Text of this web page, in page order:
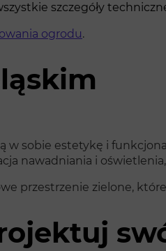
szczegóły
ogrodu.
sobie estetykę i
nawadniania i
przestrzenie zielone,